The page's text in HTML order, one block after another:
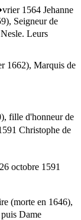
1564 Jehanne
Seigneur de
Leurs
1662), Marquis de
fille d'honneur de
Christophe de
octobre 1591
(morte en 1646),
Dame